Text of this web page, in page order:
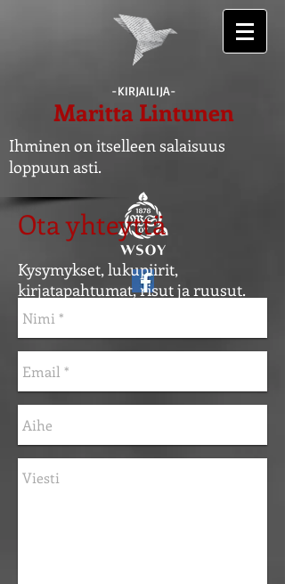
-KIRJAILIJA-
Maritta Lintunen
Ihminen on itselleen salaisuus
loppuun asti.
Ota yhteyttä
Kysymykset, lukupiirit,
kirjatapahtumat, risut ja ruusut.